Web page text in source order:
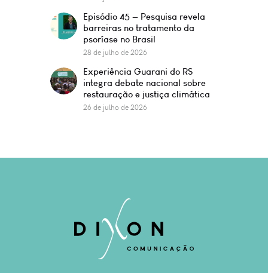
Episódio 45 — Pesquisa revela
barreiras no tratamento da
psoríase no Brasil
28 de julho de 2026
Experiência Guarani do RS
integra debate nacional sobre
restauração e justiça climática
26 de julho de 2026